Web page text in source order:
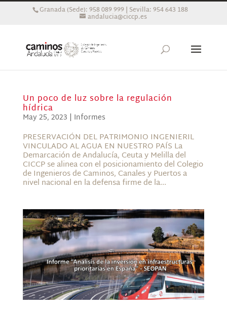
Granada (Sede): 958 089 999 | Sevilla: 954 643 188
andalucia@ciccp.es
Un poco de luz sobre la regulación
hídrica
May 25, 2023 | Informes
PRESERVACIÓN DEL PATRIMONIO INGENIERIL
VINCULADO AL AGUA EN NUESTRO PAÍS La
Demarcación de Andalucía, Ceuta y Melilla del
CICCP se alinea con el posicionamiento del Colegio
de Ingenieros de Caminos, Canales y Puertos a
nivel nacional en la defensa firme de la...